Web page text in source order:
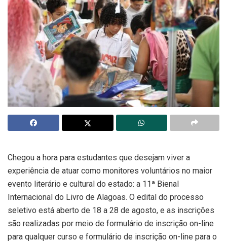
Chegou a hora para estudantes que desejam viver a
experiência de atuar como monitores voluntários no maior
evento literário e cultural do estado: a 11ª Bienal
Internacional do Livro de Alagoas. O edital do processo
seletivo está aberto de 18 a 28 de agosto, e as inscrições
são realizadas por meio de formulário de inscrição on-line
para qualquer curso e formulário de inscrição on-line para o